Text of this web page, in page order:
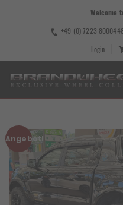
Welcome
+49 (0) 7223 8000448
Login
Angebot!